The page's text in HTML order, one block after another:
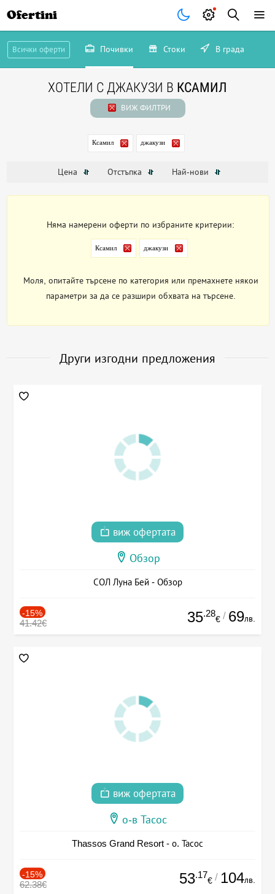
Ofertini
Всички оферти Почивки Стоки В града
ХОТЕЛИ С ДЖАКУЗИ В КСАМИЛ
ВИЖ ФИЛТРИ
Ксамил джакузи
Цена Отстъпка Най-нови
Няма намерени оферти по избраните критерии:
Ксамил джакузи
Моля, опитайте търсене по категория или премахнете някои
параметри за да се разшири обхвата на търсене.
Други изгодни предложения
виж офертата
Обзор
СОЛ Луна Бей - Обзор
-15%
41.42€ 35.28
€ / 69лв.
виж офертата
о-в Тасос
Thassos Grand Resort - о. Тасос
-15%
62.38€ 53.17
€ / 104лв.